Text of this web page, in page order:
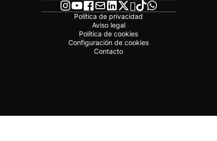
Política de privacidad
Aviso legal
Política de cookies
Configuración de cookies
Contacto